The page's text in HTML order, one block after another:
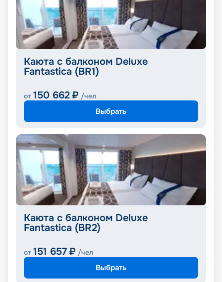
Каюта с балконом Deluxe
Fantastica (BR1)
от 150 662 ₽ /чел
Выбрать
Каюта с балконом Deluxe
Fantastica (BR2)
от 151 657 ₽ /чел
Выбрать